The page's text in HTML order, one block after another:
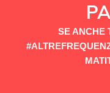
SE ANCHE